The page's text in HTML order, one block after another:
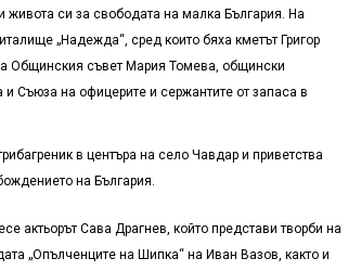
живота си за свободата на малка България. На
„Надежда“, сред които бяха кметът Григор
Общинския съвет Мария Томева, общински
Съюза на офицерите и сержантите от запаса в
в центъра на село Чавдар и приветства
на България.
актьорът Сава Драгнев, който представи творби на
„Опълченците на Шипка“ на Иван Вазов, както и